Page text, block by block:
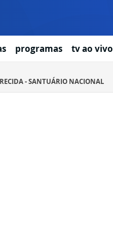
programas tv ao vivo
- SANTUÁRIO NACIONAL